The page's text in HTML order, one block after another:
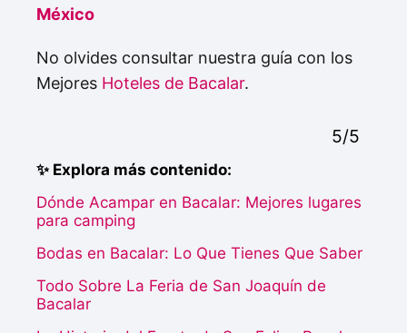
México
No olvides consultar nuestra guía con los
Mejores Hoteles de Bacalar.
5/5
✨ Explora más contenido:
Dónde Acampar en Bacalar: Mejores lugares
para camping
Bodas en Bacalar: Lo Que Tienes Que Saber
Todo Sobre La Feria de San Joaquín de
Bacalar